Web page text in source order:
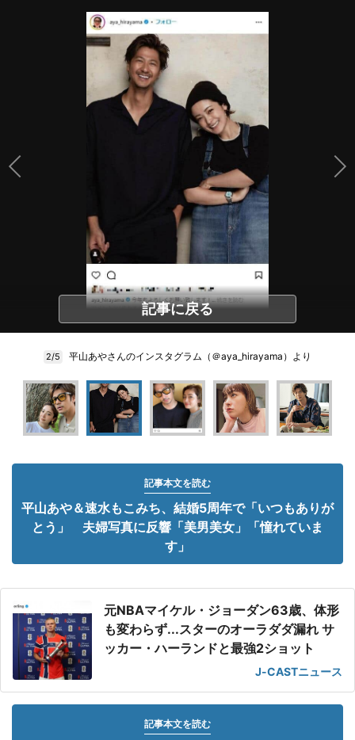
記事に戻る
2/5 平山あやさんのインスタグラム（＠aya_hirayama）より
記事本文を読む
平山あや＆速水もこみち、結婚5周年で「いつもありが
とう」 夫婦写真に反響「美男美女」「憧れていま
す」
元NBAマイケル・ジョーダン63歳、体形
も変わらず...スターのオーラダダ漏れ サ
ッカー・ハーランドと最強2ショット
J-CASTニュース
記事本文を読む